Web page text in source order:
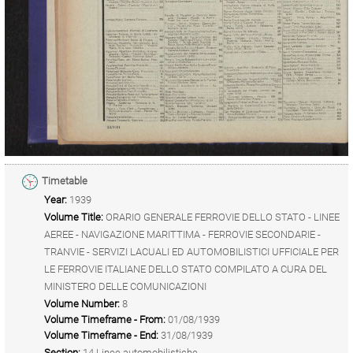
Timetable
Year: 1939
Volume Title: ORARIO GENERALE FERROVIE DELLO STATO - LINEE
AEREE - NAVIGAZIONE MARITTIMA - FERROVIE SECONDARIE -
TRANVIE - SERVIZI LACUALI ED AUTOMOBILISTICI UFFICIALE PER
LE FERROVIE ITALIANE DELLO STATO COMPILATO A CURA DEL
MINISTERO DELLE COMUNICAZIONI
Volume Number: 8
Volume Timeframe - From: 01/08/1939
Volume Timeframe - End: 31/08/1939